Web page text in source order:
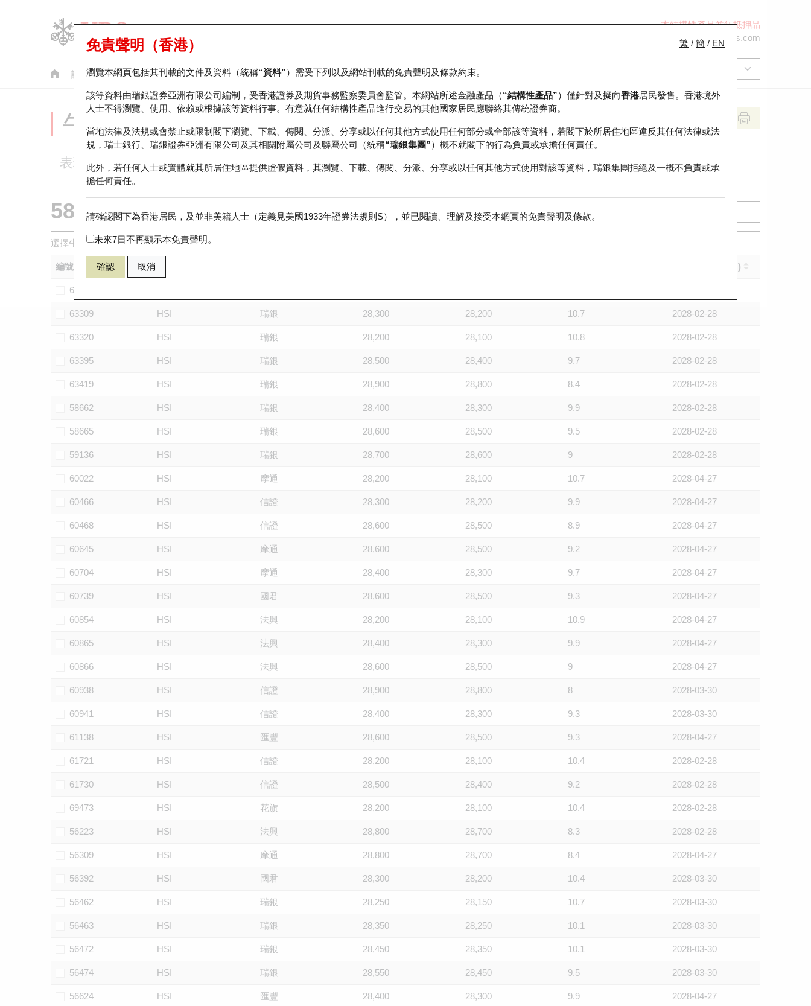
本結構性產品並無抵押品
ol-hkwarrants@ubs.com
認股證 牛熊證 美股指數產品 輪證市場統計 正股資料及市場統計 瑞銀輪證教室
繁 / 簡 / EN
免責聲明（香港）
瀏覽本網頁包括其刊載的文件及資料（統稱“資料”）需受下列以及網站刊載的免責聲明及條款約束。
該等資料由瑞銀證券亞洲有限公司編制，受香港證券及期貨事務監察委員會監管。本網站所述金融產品（“結構性產品”）僅針對及擬向香港居民發售。香港境外
人士不得瀏覽、使用、依賴或根據該等資料行事。有意就任何結構性產品進行交易的其他國家居民應聯絡其傳統證券商。
當地法律及法規或會禁止或限制閣下瀏覽、下載、傳閱、分派、分享或以任何其他方式使用任何部分或全部該等資料，若閣下於所居住地區違反其任何法律或法
規，瑞士銀行、瑞銀證券亞洲有限公司及其相關附屬公司及聯屬公司（統稱“瑞銀集團”）概不就閣下的行為負責或承擔任何責任。
此外，若任何人士或實體就其所居住地區提供虛假資料，其瀏覽、下載、傳閱、分派、分享或以任何其他方式使用對該等資料，瑞銀集團拒絕及一概不負責或承
擔任何責任。
請確認閣下為香港居民，及並非美籍人士（定義見美國1933年證券法規則S），並已閱讀、理解及接受本網頁的免責聲明及條款。
未來7日不再顯示本免責聲明。
確認 取消
牛熊證分析儀
表現 街貨統計 比較
58874 瑞銀熊證 HSI 恒生指數
選擇牛熊證作比較 *你可以選擇最多五隻牛熊證
編號 到期日 (年-月-日)
62032
63309 HSI 瑞銀 28,300 28,200 10.7 2028-02-28
63320 HSI 瑞銀 28,200 28,100 10.8 2028-02-28
63395 HSI 瑞銀 28,500 28,400 9.7 2028-02-28
63419 HSI 瑞銀 28,900 28,800 8.4 2028-02-28
58662 HSI 瑞銀 28,400 28,300 9.9 2028-02-28
58665 HSI 瑞銀 28,600 28,500 9.5 2028-02-28
59136 HSI 瑞銀 28,700 28,600 9 2028-02-28
60022 HSI 摩通 28,200 28,100 10.7 2028-04-27
60466 HSI 信證 28,300 28,200 9.9 2028-04-27
60468 HSI 信證 28,600 28,500 8.9 2028-04-27
60645 HSI 摩通 28,600 28,500 9.2 2028-04-27
60704 HSI 摩通 28,400 28,300 9.7 2028-04-27
60739 HSI 國君 28,600 28,500 9.3 2028-04-27
60854 HSI 法興 28,200 28,100 10.9 2028-04-27
60865 HSI 法興 28,400 28,300 9.9 2028-04-27
60866 HSI 法興 28,600 28,500 9 2028-04-27
60938 HSI 信證 28,900 28,800 8 2028-03-30
60941 HSI 信證 28,400 28,300 9.3 2028-03-30
61138 HSI 匯豐 28,600 28,500 9.3 2028-04-27
61721 HSI 信證 28,200 28,100 10.4 2028-02-28
61730 HSI 信證 28,500 28,400 9.2 2028-02-28
69473 HSI 花旗 28,200 28,100 10.4 2028-02-28
56223 HSI 法興 28,800 28,700 8.3 2028-02-28
56309 HSI 摩通 28,800 28,700 8.4 2028-04-27
56392 HSI 國君 28,300 28,200 10.4 2028-03-30
56462 HSI 瑞銀 28,250 28,150 10.7 2028-03-30
56463 HSI 瑞銀 28,350 28,250 10.1 2028-03-30
56472 HSI 瑞銀 28,450 28,350 10.1 2028-03-30
56474 HSI 瑞銀 28,550 28,450 9.5 2028-03-30
56624 HSI 匯豐 28,400 28,300 9.9 2028-04-27